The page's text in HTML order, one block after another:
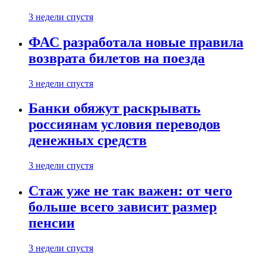
3 недели спустя
ФАС разработала новые правила
возврата билетов на поезда
3 недели спустя
Банки обяжут раскрывать
россиянам условия переводов
денежных средств
3 недели спустя
Стаж уже не так важен: от чего
больше всего зависит размер
пенсии
3 недели спустя